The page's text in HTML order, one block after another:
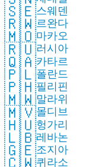
🇸🇪스웨덴
🇷🇼르완다
🇲🇴마카오
🇷🇺러시아
🇶🇦카타르
🇵🇱폴란드
🇵🇭필리핀
🇲🇼말라위
🇲🇻몰디브
🇭🇺헝가리
🇱🇧레바논
🇬🇪조지아
퀴라소